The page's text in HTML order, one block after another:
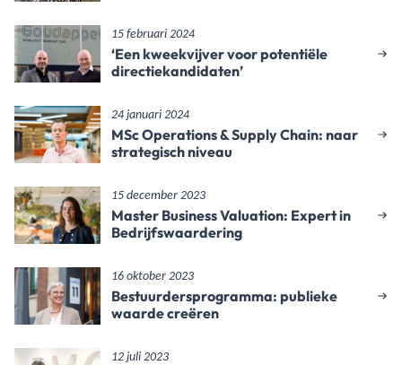
15 februari 2024
‘Een kweekvijver voor potentiële
directiekandidaten’
24 januari 2024
MSc Operations & Supply Chain: naar
strategisch niveau
15 december 2023
Master Business Valuation: Expert in
Bedrijfswaardering
16 oktober 2023
Bestuurdersprogramma: publieke
waarde creëren
12 juli 2023